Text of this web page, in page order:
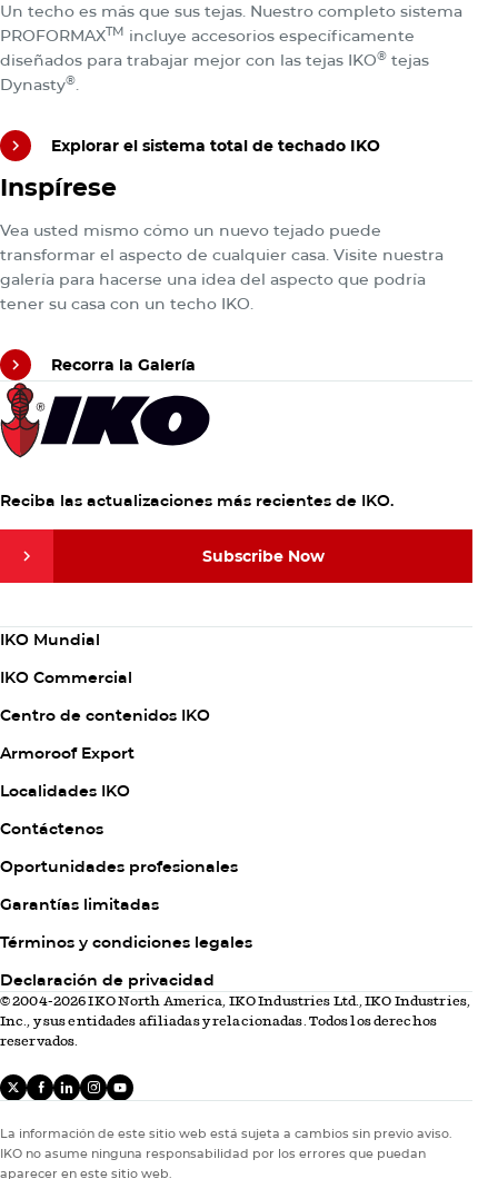
Un techo es más que sus tejas. Nuestro completo sistema
PROFORMAXTM incluye accesorios específicamente
diseñados para trabajar mejor con las tejas IKO® tejas
Dynasty®.
Explorar el sistema total de techado IKO
Explorar el sistema total de techado IKO
Inspírese
Vea usted mismo cómo un nuevo tejado puede
transformar el aspecto de cualquier casa. Visite nuestra
galería para hacerse una idea del aspecto que podría
tener su casa con un techo IKO.
Recorra la Galería
Recorra la Galería
Reciba las actualizaciones más recientes de IKO.
Subscribe Now
Column
IKO Mundial
IKO Commercial
Centro de contenidos IKO
Armoroof Export
Column
Localidades IKO
Contáctenos
Oportunidades profesionales
Garantías limitadas
Column
Términos y condiciones legales
Declaración de privacidad
© 2004-2026 IKO North America, IKO Industries Ltd., IKO Industries,
Inc., y sus entidades afiliadas y relacionadas. Todos los derechos
reservados.
X facebook
linkedIninstagram
youtube
La información de este sitio web está sujeta a cambios sin previo aviso.
IKO no asume ninguna responsabilidad por los errores que puedan
aparecer en este sitio web.